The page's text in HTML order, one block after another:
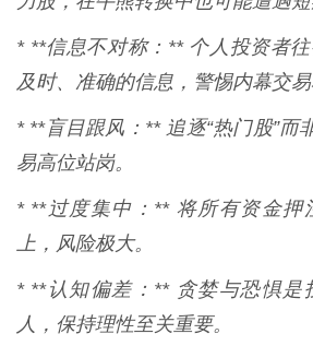
* **信息不对称：** 个人投资者往
及时、准确的信息，警惕内幕交易
* **盲目跟风：** 追逐“热门股”而
易高位站岗。
* **过度集中：** 将所有资金押
上，风险极大。
* **认知偏差：** 贪婪与恐惧是
人，保持理性至关重要。